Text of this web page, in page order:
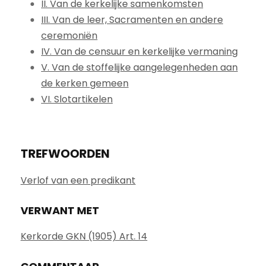
II. Van de kerkelijke samenkomsten
III. Van de leer, Sacramenten en andere
ceremoniën
IV. Van de censuur en kerkelijke vermaning
V. Van de stoffelijke aangelegenheden aan
de kerken gemeen
VI. Slotartikelen
TREFWOORDEN
Verlof van een predikant
VERWANT MET
Kerkorde GKN (1905) Art. 14